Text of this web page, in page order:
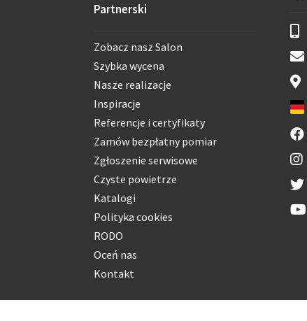
Partnerski
Zobacz nasz Salon
Szybka wycena
Nasze realizacje
Inspiracje
Referencje i certyfikaty
Zamów bezpłatny pomiar
Zgłoszenie serwisowe
Czyste powietrze
Katalogi
Polityka cookies
RODO
Oceń nas
Kontakt